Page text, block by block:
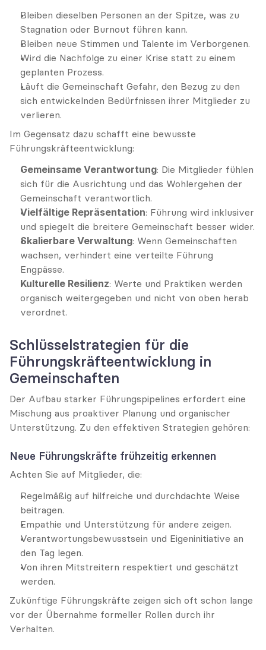
Bleiben dieselben Personen an der Spitze, was zu
Stagnation oder Burnout führen kann.
Bleiben neue Stimmen und Talente im Verborgenen.
Wird die Nachfolge zu einer Krise statt zu einem
geplanten Prozess.
Läuft die Gemeinschaft Gefahr, den Bezug zu den
sich entwickelnden Bedürfnissen ihrer Mitglieder zu
verlieren.
Im Gegensatz dazu schafft eine bewusste
Führungskräfteentwicklung:
Gemeinsame Verantwortung: Die Mitglieder fühlen
sich für die Ausrichtung und das Wohlergehen der
Gemeinschaft verantwortlich.
Vielfältige Repräsentation: Führung wird inklusiver
und spiegelt die breitere Gemeinschaft besser wider.
Skalierbare Verwaltung: Wenn Gemeinschaften
wachsen, verhindert eine verteilte Führung
Engpässe.
Kulturelle Resilienz: Werte und Praktiken werden
organisch weitergegeben und nicht von oben herab
verordnet.
Schlüsselstrategien für die
Führungskräfteentwicklung in
Gemeinschaften
Der Aufbau starker Führungspipelines erfordert eine
Mischung aus proaktiver Planung und organischer
Unterstützung. Zu den effektiven Strategien gehören:
Neue Führungskräfte frühzeitig erkennen
Achten Sie auf Mitglieder, die:
Regelmäßig auf hilfreiche und durchdachte Weise
beitragen.
Empathie und Unterstützung für andere zeigen.
Verantwortungsbewusstsein und Eigeninitiative an
den Tag legen.
Von ihren Mitstreitern respektiert und geschätzt
werden.
Zukünftige Führungskräfte zeigen sich oft schon lange
vor der Übernahme formeller Rollen durch ihr
Verhalten.